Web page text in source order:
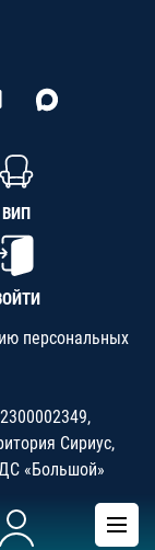
ВИП
персональных
Сириус,
«Большой»